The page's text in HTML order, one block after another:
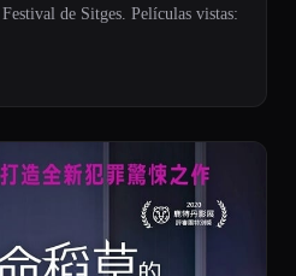
de Sitges. Películas vistas: